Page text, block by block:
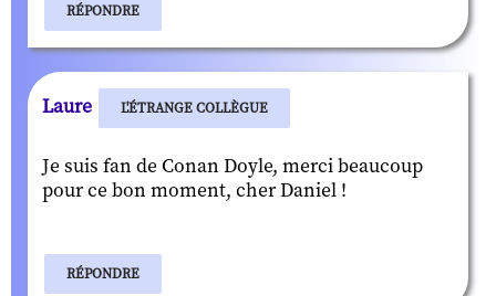
RÉPONDRE
Laure L'ÉTRANGE COLLÈGUE
Je suis fan de Conan Doyle, merci beaucoup
pour ce bon moment, cher Daniel !
RÉPONDRE